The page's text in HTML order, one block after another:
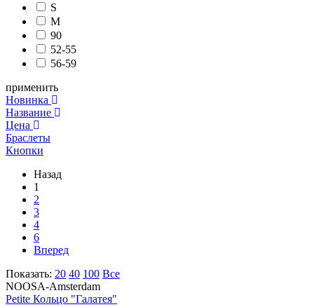
S
M
90
52-55
56-59
применить
Новинка
Название
Цена
Браслеты
Кнопки
Назад
1
2
3
4
6
Вперед
Показать: 20 40 100 Все
NOOSA-Amsterdam
Petite Кольцо "Галатея"